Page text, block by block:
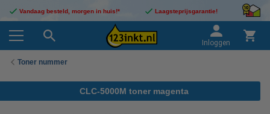
Vandaag besteld, morgen in huis!* Laagsteprijsgarantie!
Inloggen
Toner nummer
CLC-5000M toner magenta